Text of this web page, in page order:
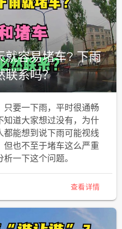
就容易堵车? 下雨
联系吗？
要一下雨，平时很通畅
知道大家想过没有，为什
都能想到说下雨可能视线
但也不至于堵车这么严重
一下这个问题。
查看详情